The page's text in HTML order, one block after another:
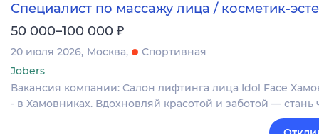
Специалист по массажу лица / косметик-
50 000–100 000 ₽
20 июля 2026 Москва
Спортивная
Jobers
Вакансия компании: Салон лифтинга лица Idol Face
- в Хамовниках. Вдохновляй красотой и заботой —